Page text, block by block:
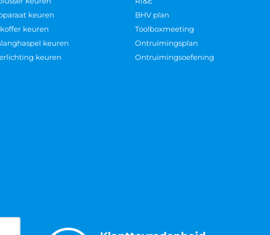
keuren
keuren
keuren
keuren
BHV plan
Toolboxmeeting
Ontruimingsplan
Ontruimingsoefening